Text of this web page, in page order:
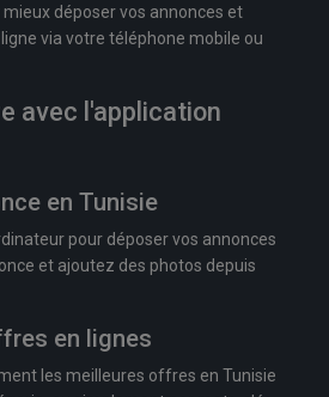
déposer vos annonces et
via votre téléphone mobile ou
avec l'application
en Tunisie
pour déposer vos annonces
et ajoutez des photos depuis
en lignes
les meilleures offres en Tunisie